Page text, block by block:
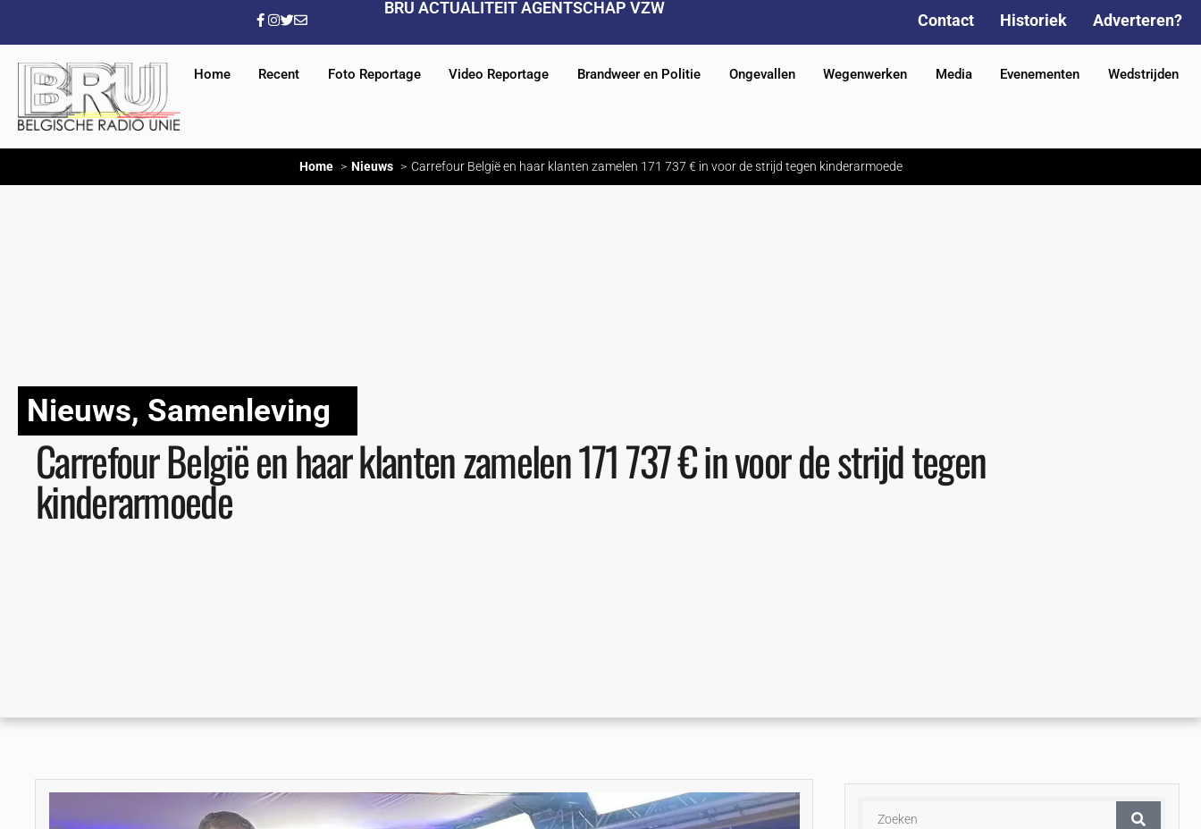
BRU ACTUALITEIT AGENTSCHAP VZW
Contact Historiek Adverteren?
Home Recent Foto Reportage Video Reportage Brandweer en Politie Ongevallen Wegenwerken Media Evenementen Wedstrijden
Home Nieuws Carrefour België en haar klanten zamelen 171 737 € in voor de strijd tegen kinderarmoede
Nieuws, Samenleving
Carrefour België en haar klanten zamelen 171 737 € in voor de strijd tegen
kinderarmoede